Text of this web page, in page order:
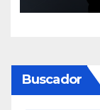
Buscador